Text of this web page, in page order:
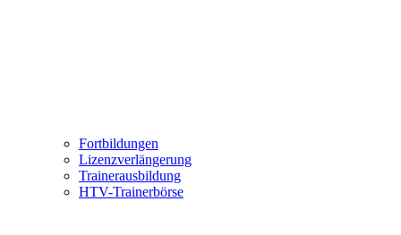
Fortbildungen
Lizenzverlängerung
Trainerausbildung
HTV-Trainerbörse